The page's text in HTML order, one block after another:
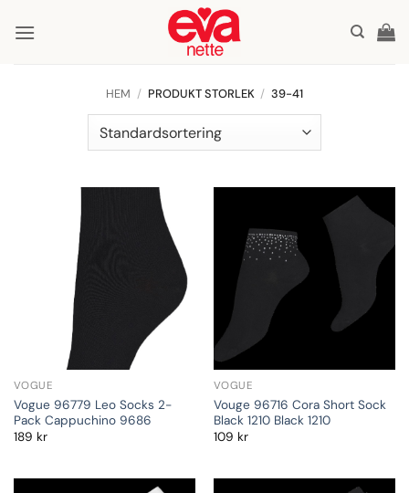
HEM / PRODUKT STORLEK / 39-41
VOGUE
Vogue 96779 Leo Socks 2-
Pack Cappuchino 9686
189 kr
VOGUE
Vouge 96716 Cora Short Sock
Black 1210 Black 1210
109 kr